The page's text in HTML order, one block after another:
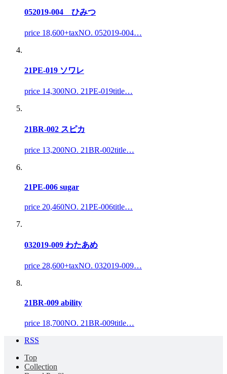
052019-004 ひみつ
price 18,600+taxNO. 052019-004…
21PE-019 ソワレ
price 14,300NO. 21PE-019title…
21BR-002 スピカ
price 13,200NO. 21BR-002title…
21PE-006 sugar
price 20,460NO. 21PE-006title…
032019-009 わたあめ
price 28,600+taxNO. 032019-009…
21BR-009 ability
price 18,700NO. 21BR-009title…
RSS
Top
Collection